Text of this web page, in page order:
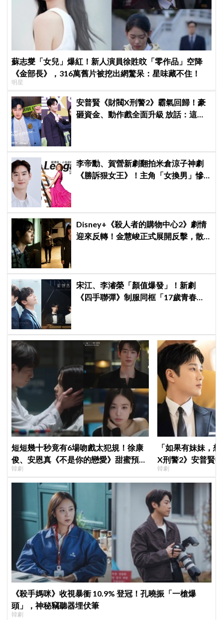
蘇志燮「女兒」爆紅！新人演員徐貹旼「零作品」空降
《金部長》，316萬舊片被挖出網驚呆：星味藏不住！
明星
安普賢《財閥X刑警2》霸氣回歸！豪
砸資金、動作戲全面升級 放話：這次
李帝勳、賀營新劇翻拍米倉涼子神劇
《勝訴狠女王》！主角「女換男」慘
Disney+《殺人者的購物中心2》劇情
迎來反轉！金慧峻正式展開反擊，散
宋江、李濬榮「顏值爆發」！新劇
《四手聯彈》制服同框「17歲青春神
短短幾十秒竟有6場吻戲太犯規！徐康
俊、安恩真《不是你的戀愛》甜蜜預告
公開，網友直呼：太期待了！
韓劇
「如果有妹妹，
X刑警2》安普賢
哥哥們都認證的
韓劇
《殺手媽咪》收視暴衝 10.9% 登冠！孔曉振「一槍爆
頭」，神秘竊聽器埋伏筆
韓劇